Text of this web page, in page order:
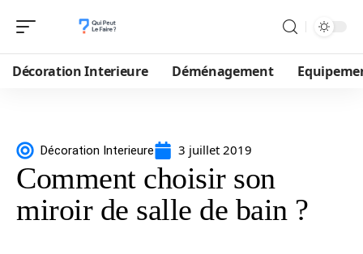
Décoration Interieure Déménagement
Décoration Interieure 3 juillet 2019
Comment choisir son
miroir de salle de bain ?